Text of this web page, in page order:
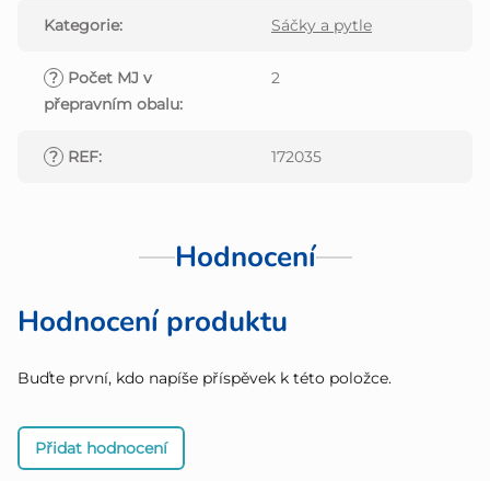
Kategorie: Sáčky a pytle
? Počet MJ v
přepravním obalu:
2
? REF: 172035
Hodnocení
Hodnocení produktu
Buďte první, kdo napíše příspěvek k této položce.
Přidat hodnocení